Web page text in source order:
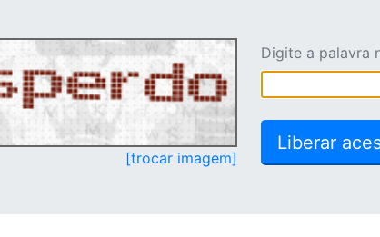
[trocar imagem]
Digite a palavra